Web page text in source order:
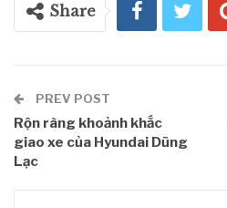
Share
PREV POST
Rộn ràng khoảnh khắc
giao xe của Hyundai Dũng
Lạc